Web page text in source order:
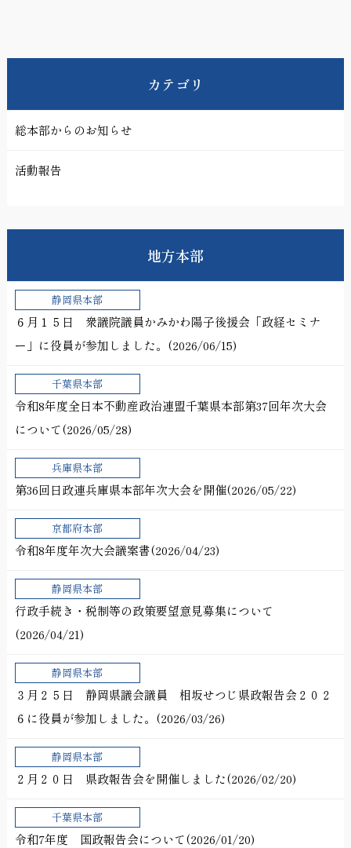
カテゴリ
総本部からのお知らせ
活動報告
地方本部
静岡県本部
６月１５日 衆議院議員かみかわ陽子後援会「政経セミナ
ー」に役員が参加しました。(2026/06/15)
千葉県本部
令和8年度全日本不動産政治連盟千葉県本部第37回年次大会
について(2026/05/28)
兵庫県本部
第36回日政連兵庫県本部年次大会を開催(2026/05/22)
京都府本部
令和8年度年次大会議案書(2026/04/23)
静岡県本部
行政手続き・税制等の政策要望意見募集について
(2026/04/21)
静岡県本部
３月２５日 静岡県議会議員 相坂せつじ県政報告会２０２
６に役員が参加しました。(2026/03/26)
静岡県本部
２月２０日 県政報告会を開催しました(2026/02/20)
千葉県本部
令和7年度 国政報告会について(2026/01/20)